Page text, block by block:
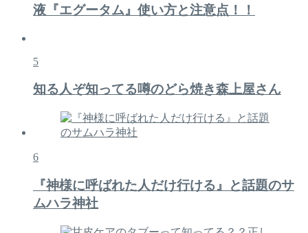
液『エグータム』使い方と注意点！！
5
知る人ぞ知ってる噂のどら焼き森上屋さん
6
『神様に呼ばれた人だけ行ける』と話題のサ
ムハラ神社